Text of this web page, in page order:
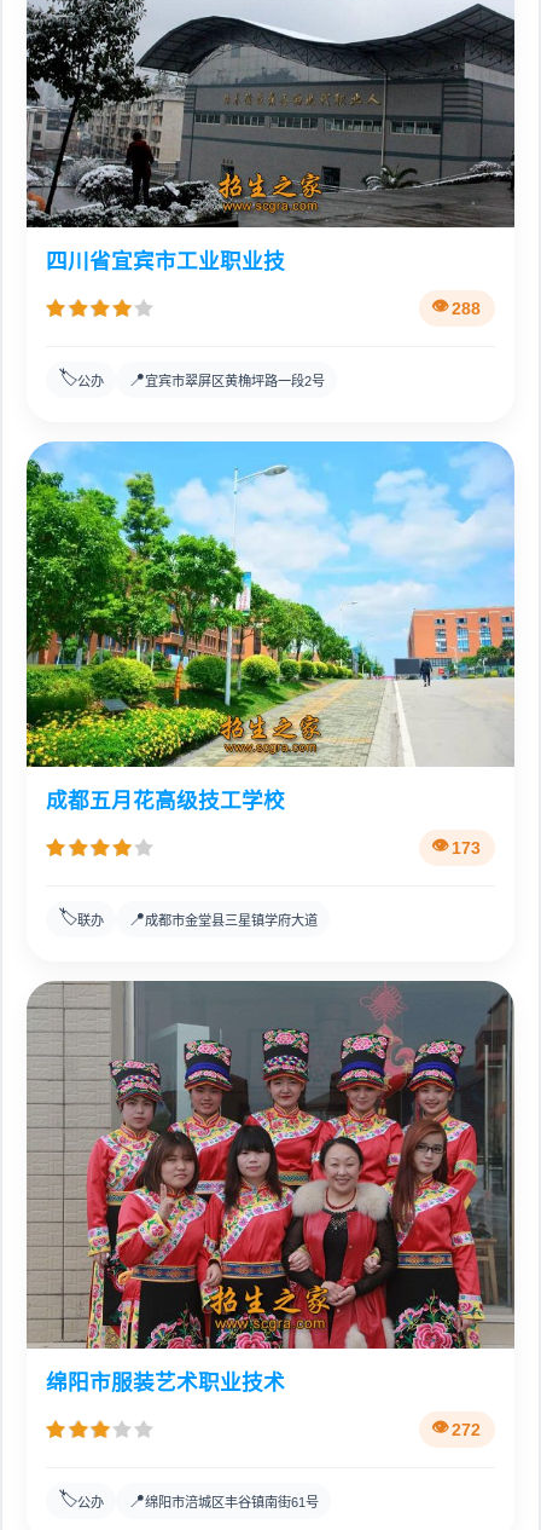
四川省宜宾市工业职业技
288
🏷️公办 📍宜宾市翠屏区黄桷坪路一段2号
成都五月花高级技工学校
173
🏷️联办 📍成都市金堂县三星镇学府大道
绵阳市服装艺术职业技术
272
🏷️公办 📍绵阳市涪城区丰谷镇南街61号